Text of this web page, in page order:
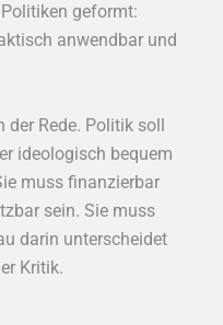
geformt:
anwendbar und
der Rede. Politik soll
ideologisch bequem
muss finanzierbar
sein. Sie muss
darin unterscheidet
Kritik.